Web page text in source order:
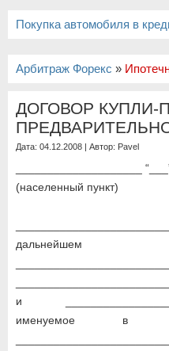
Покупка автомобиля в
Арбитраж Форекс »
ДОГОВОР КУПЛИ-
Дата: 04.12.2008 | Автор: Pavel
____________________
(населенный пункт)
и
именуемое в